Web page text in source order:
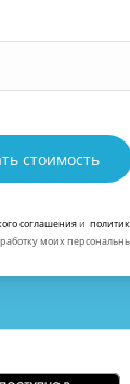
стоимость
соглашенияи
моих